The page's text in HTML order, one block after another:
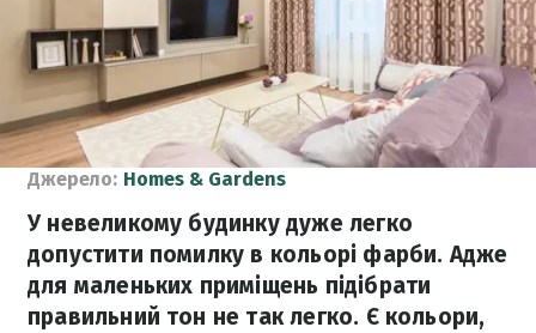
Джерело: Homes & Gardens
У невеликому будинку дуже легко
допустити помилку в кольорі фарби. Адже
для маленьких приміщень підібрати
правильний тон не так легко. Є кольори,